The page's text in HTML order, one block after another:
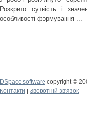
Розкрито сутність і
особливості формування ...
DSpace software copyright ©
Контакти
Зворотній зв’язок